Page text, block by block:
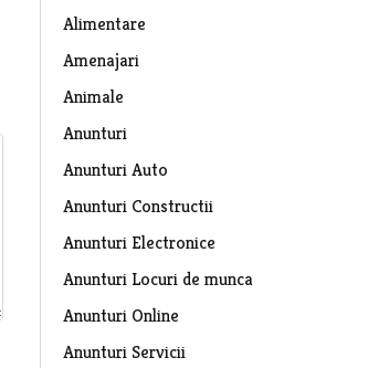
Alimentare
Amenajari
Animale
Anunturi
Anunturi Auto
Anunturi Constructii
Anunturi Electronice
Anunturi Locuri de munca
Anunturi Online
Anunturi Servicii